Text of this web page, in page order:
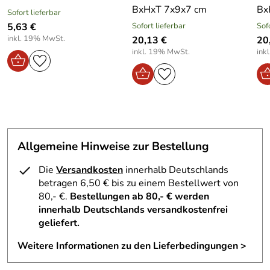
festlich gedeckten Tisch, im Wohnzimmer oder im
Eingangsbereich – er zieht alle Blicke auf sich und
verbreitet weihnachtlichen Zauber. Als Teil der Kollektion
Räuchermänner Schneemännerergänzt er Ihre
Weihnachtsdekoration auf stilvolle Weise.
Technische Daten / Eigenschaften – Räucherschneemann
Farbe:Naturbelassen mit dezenten Farbakzenten
Räucherfunktion:Geeignet für normale Räucherkerzen
Herstellungsort:Erzgebirge, Deutschland
Hersteller: ERZIH Ingo Heidenreich
Verwendung und Funktion – Räucherschneemann mit
Der Räucherschneemann ist nicht nur ein dekoratives
Sofort lieferbar
5,63 €
inkl. 19% MwSt.
BxHxT 7x9x7 cm
Sofort lieferbar
20,13 €
inkl. 19% MwSt.
Allgemeine Hinweise zur Bestellung
Die Versandkosten innerhalb Deutschlands
betragen 6,50 € bis zu einem Bestellwert von
80,- €. Bestellungen ab 80,- € werden
innerhalb Deutschlands versandkostenfrei
geliefert.
Weitere Informationen zu den Lieferbedingungen >